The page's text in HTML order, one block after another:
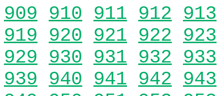
909 910 911 912 913
919 920 921 922 923
929 930 931 932 933
939 940 941 942 943